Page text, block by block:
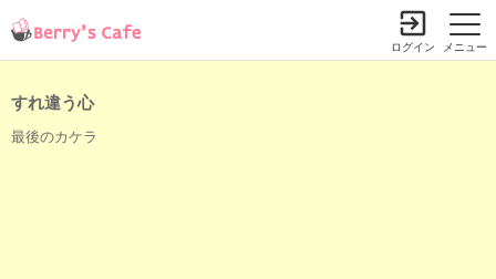
メニュー
ログイン
すれ違う心
最後のカケラ